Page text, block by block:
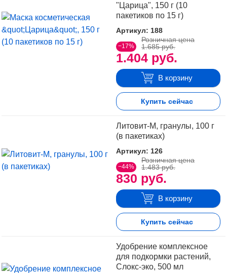
"Царица", 150 г (10
пакетиков по 15 г)
Артикул: 188
−17%
1.404 руб.
Розничная цена
1.685 руб.
В корзину
Купить сейчас
Литовит-М, гранулы, 100 г
(в пакетиках)
Артикул: 126
−44%
830 руб.
Розничная цена
1.483 руб.
В корзину
Купить сейчас
Удобрение комплексное
для подкормки растений,
Слокс-эко, 500 мл